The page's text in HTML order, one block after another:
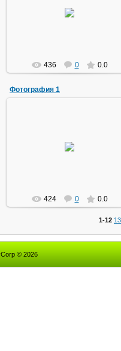
436 0 0.0
Фотография 1
424 0 0.0
1-12
© 2026